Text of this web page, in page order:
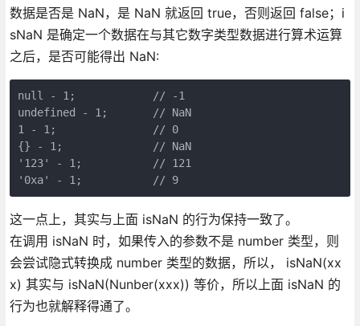
数据是否是 NaN，是 NaN 就返回 true，否则返回 false；i
sNaN 是确定一个数据在与其它数字类型数据进行算术运算
之后，是否可能得出 NaN:
null - 1;            // -1
undefined - 1;       // NaN
1 - 1;               // 0
{} - 1;              // NaN
'123' - 1;           // 121
'0xa' - 1;           // 9
这一点上，其实与上面 isNaN 的行为保持一致了。
在调用 isNaN 时，如果传入的参数不是 number 类型，则
会尝试隐式转换成 number 类型的数据，所以， isNaN(xx
x) 其实与 isNaN(Nunber(xxx)) 等价，所以上面 isNaN 的
行为也就解释得通了。